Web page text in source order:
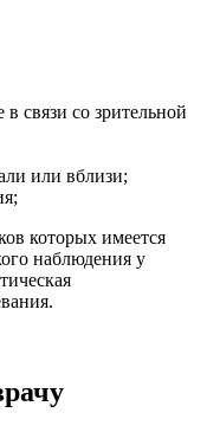
связи со зрительной
или вблизи;
которых имеется
наблюдения у